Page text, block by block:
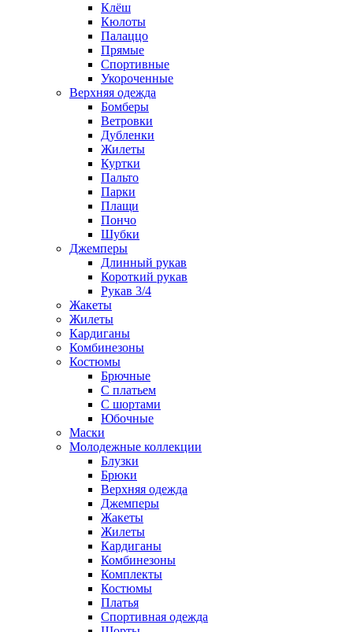
Клёш
Кюлоты
Палаццо
Прямые
Спортивные
Укороченные
Верхняя одежда
Бомберы
Ветровки
Дубленки
Жилеты
Куртки
Пальто
Парки
Плащи
Пончо
Шубки
Джемперы
Длинный рукав
Короткий рукав
Рукав 3/4
Жакеты
Жилеты
Кардиганы
Комбинезоны
Костюмы
Брючные
С платьем
С шортами
Юбочные
Маски
Молодежные коллекции
Блузки
Брюки
Верхняя одежда
Джемперы
Жакеты
Жилеты
Кардиганы
Комбинезоны
Комплекты
Костюмы
Платья
Спортивная одежда